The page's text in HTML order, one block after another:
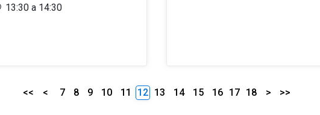
13:30 a 14:30
<< < 7 8 9 10 11 12 13 14 15 16 17 18 > >>